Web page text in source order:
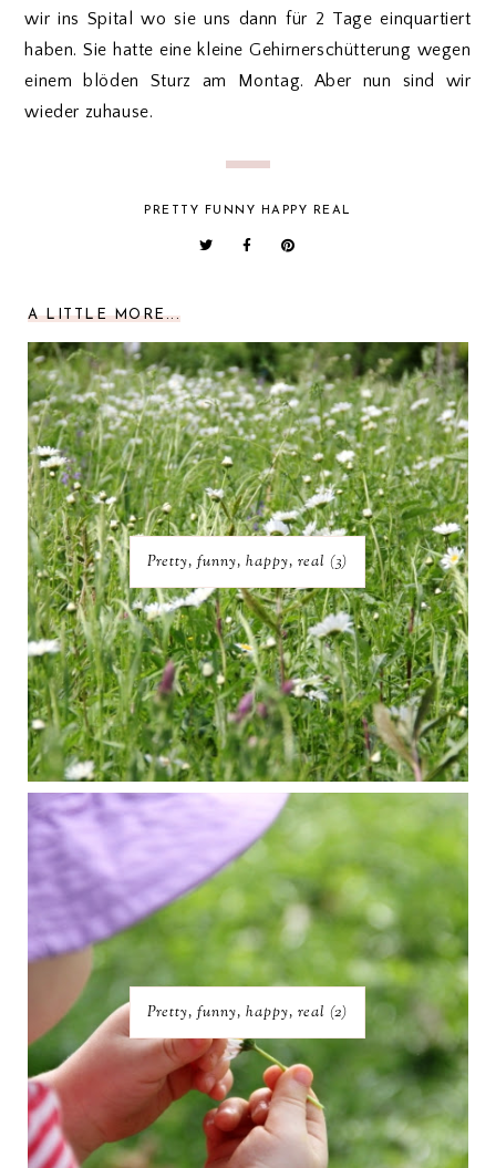
wir ins Spital wo sie uns dann für 2 Tage einquartiert
haben. Sie hatte eine kleine Gehirnerschütterung wegen
einem blöden Sturz am Montag. Aber nun sind wir
wieder zuhause.
PRETTY FUNNY HAPPY REAL
A LITTLE MORE...
Pretty, funny, happy, real (3)
Pretty, funny, happy, real (2)